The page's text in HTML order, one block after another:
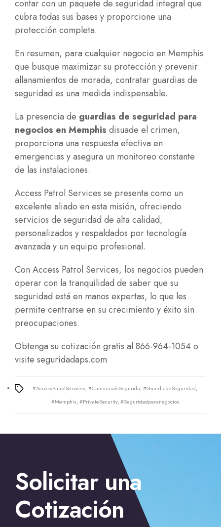
contar con un paquete de seguridad integral que
cubra todas sus bases y proporcione una
protección completa.
En resumen, para cualquier negocio en Memphis
que busque maximizar su protección y prevenir
allanamientos de morada, contratar guardias de
seguridad es una medida indispensable.
La presencia de guardias de seguridad para
negocios en Memphis disuade el crimen,
proporciona una respuesta efectiva en
emergencias y asegura un monitoreo constante
de las instalaciones.
Access Patrol Services se presenta como un
excelente aliado en esta misión, ofreciendo
servicios de seguridad de alta calidad,
personalizados y respaldados por tecnología
avanzada y un equipo profesional.
Con Access Patrol Services, los negocios pueden
operar con la tranquilidad de saber que su
seguridad está en manos expertas, lo que les
permite centrarse en su crecimiento y éxito sin
preocupaciones.
Obtenga su cotización gratis al 866-964-1054 o
visite seguridadaps.com
Tags
#AccessPatrolServices,#CamarasdeSegurida,#GuardiadeSeguridad,
#Memphis,#PrivateSecurity,#Seguridadparanegocios
Seguridad y Vigilancia Residencial en El Paso
Guardias de seguridad para eventos en Fresno
Solicitar una
Cotización